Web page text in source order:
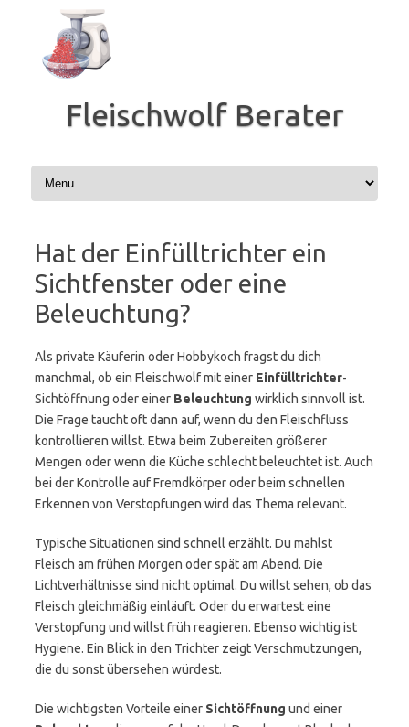
springen
Fleischwolf Berater
Hat der Einfülltrichter ein
Sichtfenster oder eine
Beleuchtung?
Als private Käuferin oder Hobbykoch fragst du dich
manchmal, ob ein Fleischwolf mit einer Einfülltrichter-
Sichtöffnung oder einer Beleuchtung wirklich sinnvoll ist.
Die Frage taucht oft dann auf, wenn du den Fleischfluss
kontrollieren willst. Etwa beim Zubereiten größerer
Mengen oder wenn die Küche schlecht beleuchtet ist. Auch
bei der Kontrolle auf Fremdkörper oder beim schnellen
Erkennen von Verstopfungen wird das Thema relevant.
Typische Situationen sind schnell erzählt. Du mahlst
Fleisch am frühen Morgen oder spät am Abend. Die
Lichtverhältnisse sind nicht optimal. Du willst sehen, ob das
Fleisch gleichmäßig einläuft. Oder du erwartest eine
Verstopfung und willst früh reagieren. Ebenso wichtig ist
Hygiene. Ein Blick in den Trichter zeigt Verschmutzungen,
die du sonst übersehen würdest.
Die wichtigsten Vorteile einer Sichtöffnung und einer